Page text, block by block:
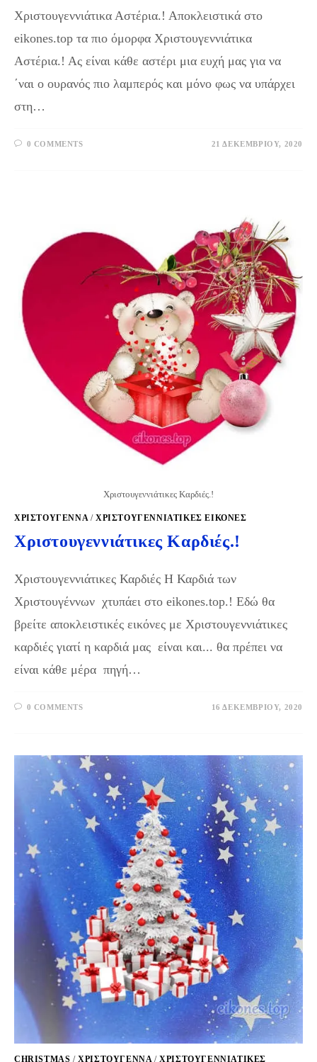
Χριστουγεννιάτικα Αστέρια.! Αποκλειστικά στο
eikones.top τα πιο όμορφα Χριστουγεννιάτικα
Αστέρια.! Ας είναι κάθε αστέρι μια ευχή μας για να
΄ναι ο ουρανός πιο λαμπερός και μόνο φως να υπάρχει
στη…
0 COMMENTS 21 ΔΕΚΕΜΒΡΊΟΥ, 2020
Χριστουγεννιάτικες Καρδιές.!
ΧΡΙΣΤΟΥΓΕΝΝΑ /ΧΡΙΣΤΟΥΓΕΝΝΙΆΤΙΚΕΣ ΕΙΚΌΝΕΣ
Χριστουγεννιάτικες Καρδιές.!
Χριστουγεννιάτικες Καρδιές Η Καρδιά των
Χριστουγέννων χτυπάει στο eikones.top.! Εδώ θα
βρείτε αποκλειστικές εικόνες με Χριστουγεννιάτικες
καρδιές γιατί η καρδιά μας είναι και... θα πρέπει να
είναι κάθε μέρα πηγή…
0 COMMENTS 16 ΔΕΚΕΜΒΡΊΟΥ, 2020
CHRISTMAS /ΧΡΙΣΤΟΥΓΕΝΝΑ /ΧΡΙΣΤΟΥΓΕΝΝΙΆΤΙΚΕΣ